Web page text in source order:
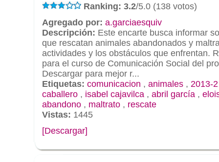
Ranking: 3.2/5.0 (138 votos)
Agregado por: a.garciaesquiv
Descripción: Este encarte busca informar
que rescatan animales abandonados y
actividades y los obstáculos que enfrentan.
para el curso de Comunicación Social del
Descargar para mejor r...
Etiquetas: comunicacion , animales , 2013-2
caballero , isabel cajavilca , abril garcía ,
abandono , maltrato , rescate
Vistas: 1445
[Descargar]